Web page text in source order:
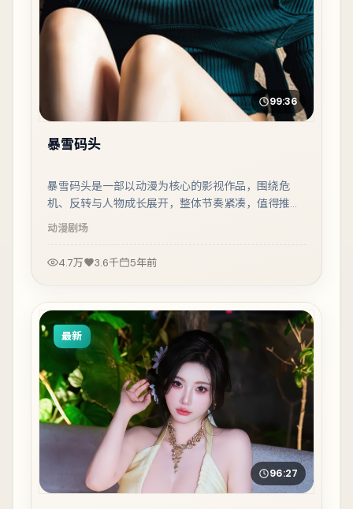
99:36
暴雪码头
暴雪码头是一部以动漫为核心的影视作品，围绕危
机、反转与人物成长展开，整体节奏紧凑，值得推荐
观看。
动漫剧场
4.7万 3.6千 5年前
最新
96:27